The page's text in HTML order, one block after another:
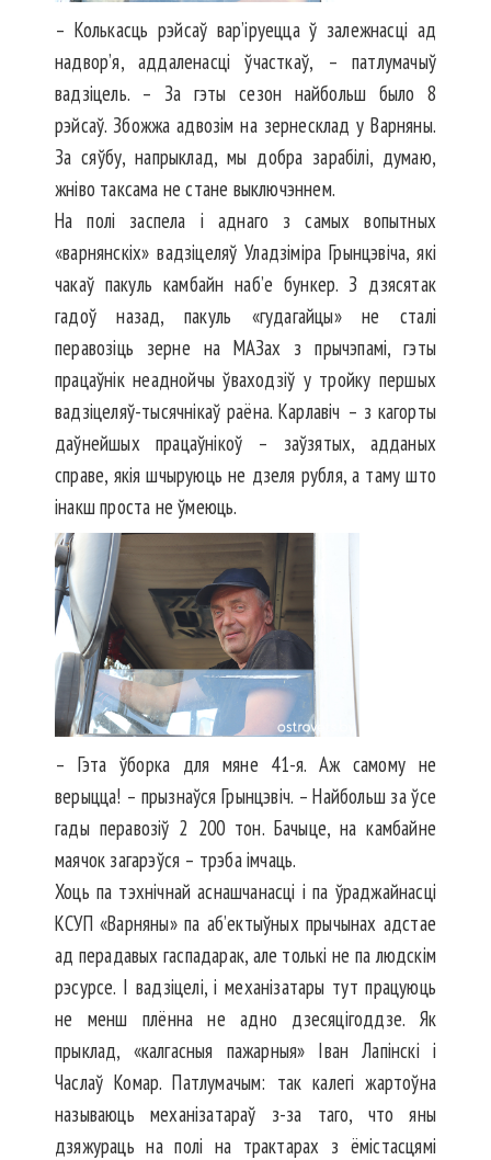
– Колькасць рэйсаў вар’іруец­ца ў залежнасці ад
надвор’я, аддаленасці ўчасткаў, – па­тлу­мачыў
вадзіцель. – За гэты сезон найбольш было 8
рэйсаў. Збожжа адвозім на зернесклад у Варняны.
За сяўбу, напрыклад, мы добра зарабілі, думаю,
жніво таксама не стане выключэннем.
На полі заспела і аднаго з самых вопытных
«варнянскіх» вадзіцеляў Уладзіміра Грынцэ­віча, які
чакаў пакуль камбайн наб’е бункер. З дзясятак
гадоў назад, пакуль «гудагайцы» не сталі
перавозіць зерне на МАЗах з прычэпамі, гэты
працаўнік неаднойчы ўваходзіў у тройку першых
вадзіцеляў-тысячнікаў раёна. Карлавіч – з кагорты
даўнейшых працаўнікоў – заўзятых, адданых
справе, якія шчыруюць не дзеля рубля, а таму што
інакш проста не ўмеюць.
– Гэта ўборка для мяне 41-я. Аж самому не
верыцца! – прызнаўся Грынцэвіч. – Найбольш за ўсе
гады перавозіў 2 200 тон. Бачыце, на камбайне
маячок загарэўся – трэба імчаць.
Хоць па тэхнічнай асна­ш­чанасці і па ўраджайнасці
КСУП «Варняны» па аб’ектыўных прычынах адстае
ад перадавых гаспадарак, але толькі не па людскім
рэсурсе. І вадзіцелі, і механізатары тут працуюць
не менш плённа не адно дзе­сяцігоддзе. Як
прыклад, «калгасныя пажарныя» Іван Лапінскі і
Часлаў Комар. Патлумачым: так калегі жартоўна
называюць механізатараў з-за таго, что яны
дзяжураць на полі на трактарах з ёмістасцямі